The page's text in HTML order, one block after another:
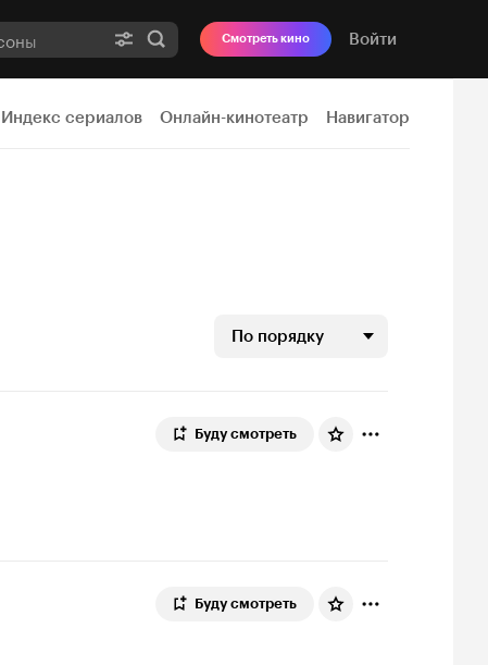
Смотреть кино Войти
Индекс сериалов Онлайн-кинотеатр Навигатор
По порядку
Буду смотреть
Буду смотреть